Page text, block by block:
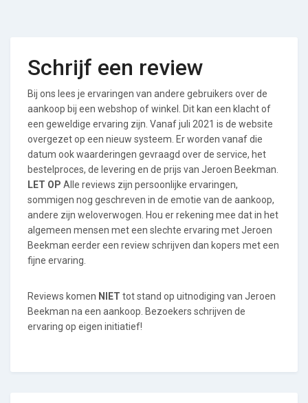
Schrijf een review
Bij ons lees je ervaringen van andere gebruikers over de
aankoop bij een webshop of winkel. Dit kan een klacht of
een geweldige ervaring zijn. Vanaf juli 2021 is de website
overgezet op een nieuw systeem. Er worden vanaf die
datum ook waarderingen gevraagd over de service, het
bestelproces, de levering en de prijs van Jeroen Beekman.
LET OP Alle reviews zijn persoonlijke ervaringen,
sommigen nog geschreven in de emotie van de aankoop,
andere zijn weloverwogen. Hou er rekening mee dat in het
algemeen mensen met een slechte ervaring met Jeroen
Beekman eerder een review schrijven dan kopers met een
fijne ervaring.
Reviews komen NIET tot stand op uitnodiging van Jeroen
Beekman na een aankoop. Bezoekers schrijven de
ervaring op eigen initiatief!